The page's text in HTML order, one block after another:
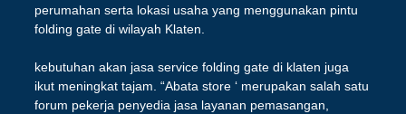
perumahan serta lokasi usaha yang menggunakan pintu
folding gate di wilayah Klaten.
kebutuhan akan jasa service folding gate di klaten juga
ikut meningkat tajam. “Abata store ‘ merupakan salah satu
forum pekerja penyedia jasa layanan pemasangan,